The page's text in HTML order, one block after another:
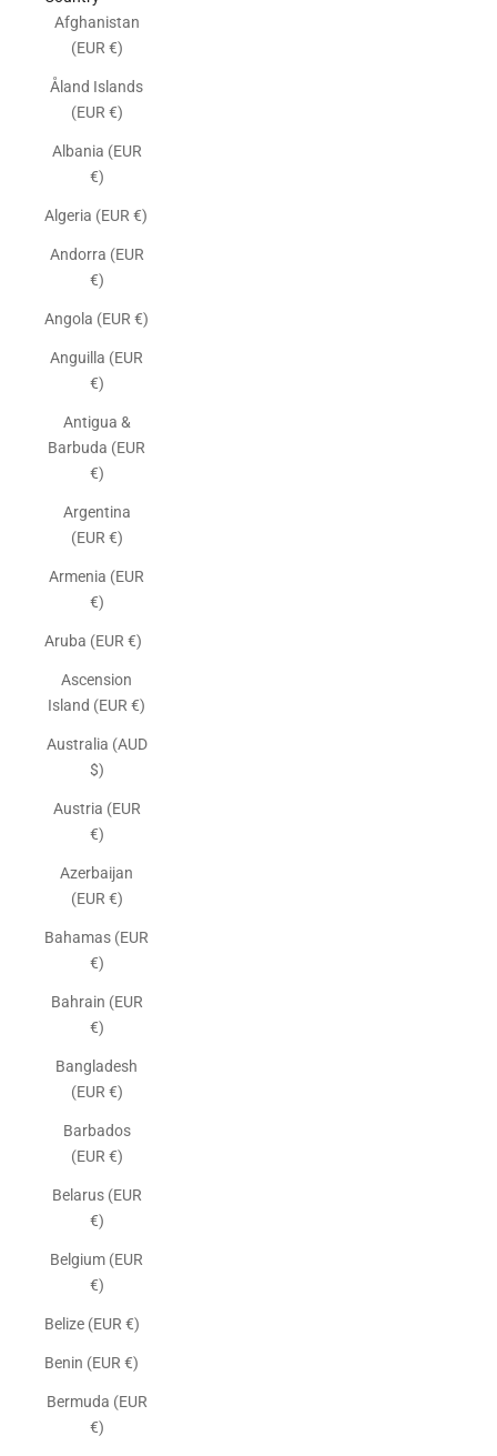
Afghanistan
(EUR €)
Åland Islands
(EUR €)
Albania (EUR
€)
Algeria (EUR €)
Andorra (EUR
€)
Angola (EUR €)
Anguilla (EUR
€)
Antigua &
Barbuda (EUR
€)
Argentina
(EUR €)
Armenia (EUR
€)
Aruba (EUR €)
Ascension
Island (EUR €)
Australia (AUD
$)
Austria (EUR
€)
Azerbaijan
(EUR €)
Bahamas (EUR
€)
Bahrain (EUR
€)
Bangladesh
(EUR €)
Barbados
(EUR €)
Belarus (EUR
€)
Belgium (EUR
€)
Belize (EUR €)
Benin (EUR €)
Bermuda (EUR
€)